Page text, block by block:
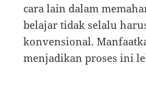
cara lain dalam
belajar tidak selalu
konvensional.
menjadikan proses ini